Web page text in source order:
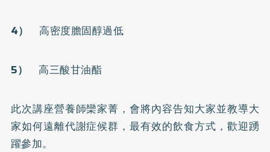
4） 高密度膽固醇過低
5） 高三酸甘油酯
此次講座營養師欒家菁，會將內容告知大家並教導大
家如何遠離代謝症候群，最有效的飲食方式，歡迎踴
躍參加。